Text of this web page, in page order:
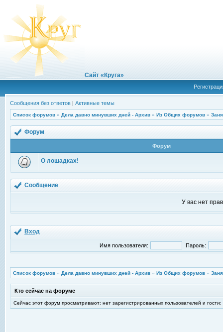
Сайт «Круга»
Сообщения без ответов | Активные темы
Список форумов » Дела давно минувших дней - Архив » Из Общих форумов »
Форум
Форум
О лошадках!
Сообщение
У вас нет
Вход
Имя пользователя: Пароль:
Список форумов » Дела давно минувших дней - Архив » Из Общих форумов »
Кто сейчас на форуме
Сейчас этот форум просматривают: нет зарегистрированных пользователей и гости: